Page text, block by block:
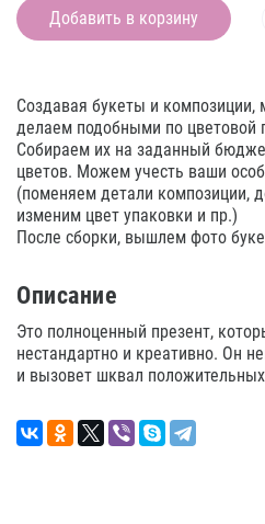
Добавить в корзину
Создавая букеты и композиции,
делаем подобными по цветовой
Собираем их на заданный
цветов. Можем учесть ваши
(поменяем детали композиции,
изменим цвет упаковки и пр.)
После сборки, вышлем фото
Описание
Это полноценный презент,
нестандартно и креативно. Он
и вызовет шквал